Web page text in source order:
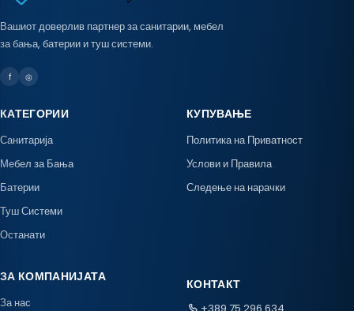
Вашиот доверлив партнер за санитарии, мебел
за бања, батерии и туш системи.
f ◎
КАТЕГОРИИ
Санитарија
Мебел за Бања
Батерии
Туш Системи
Останати
КУПУВАЊЕ
Политика на Приватност
Услови и Правила
Следење на нарачки
ЗА КОМПАНИЈАТА
За нас
КОНТАКТ